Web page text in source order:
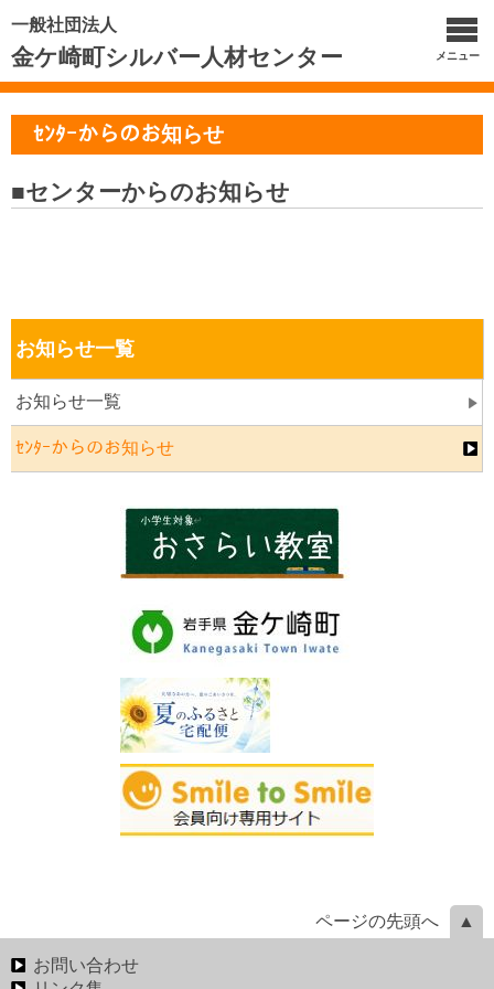
一般社団法人
金ケ崎町シルバー人材センター メニュー
ｾﾝﾀｰからのお知らせ
■センターからのお知らせ
お知らせ一覧
お知らせ一覧
ｾﾝﾀｰからのお知らせ
ページの先頭へ
お問い合わせ